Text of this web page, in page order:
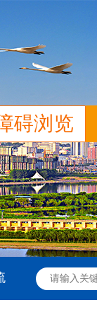
碍浏览